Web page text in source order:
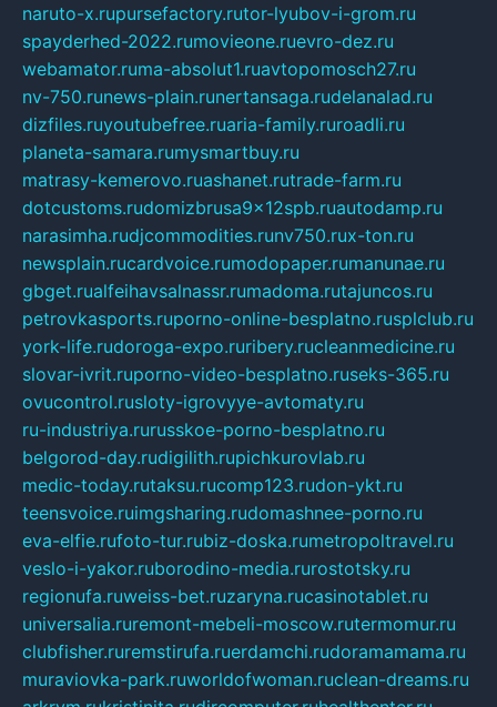
naruto-x.rupursefactory.rutor-lyubov-i-grom.ru
spayderhed-2022.rumovieone.ruevro-dez.ru
webamator.ruma-absolut1.ruavtopomosch27.ru
nv-750.runews-plain.runertansaga.rudelanalad.ru
dizfiles.ruyoutubefree.ruaria-family.ruroadli.ru
planeta-samara.rumysmartbuy.ru
matrasy-kemerovo.ruashanet.rutrade-farm.ru
dotcustoms.rudomizbrusa9x12spb.ruautodamp.ru
narasimha.rudjcommodities.runv750.rux-ton.ru
newsplain.rucardvoice.rumodopaper.rumanunae.ru
gbget.rualfeihavsalnassr.rumadoma.rutajuncos.ru
petrovkasports.ruporno-online-besplatno.rusplclub.ru
york-life.rudoroga-expo.ruribery.rucleanmedicine.ru
slovar-ivrit.ruporno-video-besplatno.ruseks-365.ru
ovucontrol.rusloty-igrovyye-avtomaty.ru
ru-industriya.rurusskoe-porno-besplatno.ru
belgorod-day.rudigilith.rupichkurovlab.ru
medic-today.rutaksu.rucomp123.rudon-ykt.ru
teensvoice.ruimgsharing.rudomashnee-porno.ru
eva-elfie.rufoto-tur.rubiz-doska.rumetropoltravel.ru
veslo-i-yakor.ruborodino-media.rurostotsky.ru
regionufa.ruweiss-bet.ruzaryna.rucasinotablet.ru
universalia.ruremont-mebeli-moscow.rutermomur.ru
clubfisher.ruremstirufa.ruerdamchi.rudoramamama.ru
muraviovka-park.ruworldofwoman.ruclean-dreams.ru